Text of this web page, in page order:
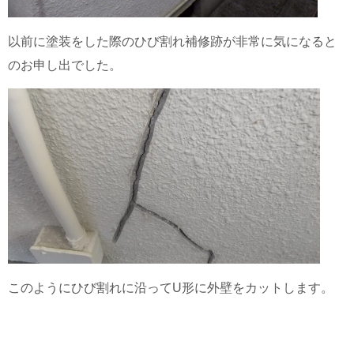
以前に塗装をした際のひび割れ補修跡が非常に気になると
のお申し出でした。
このようにひび割れに沿ってU形に外壁をカットします。